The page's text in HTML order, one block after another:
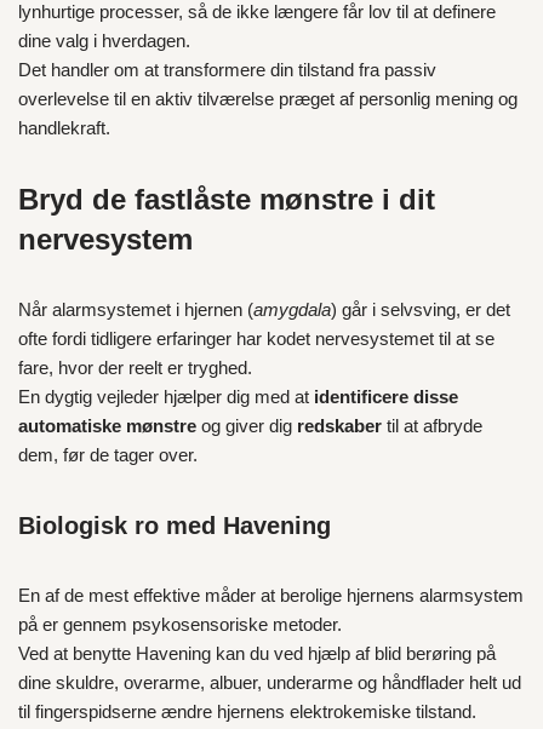
lynhurtige processer, så de ikke længere får lov til at definere
dine valg i hverdagen.
Det handler om at transformere din tilstand fra passiv
overlevelse til en aktiv tilværelse præget af personlig mening og
handlekraft.
Bryd de fastlåste mønstre i dit
nervesystem
Når alarmsystemet i hjernen (amygdala) går i selvsving, er det
ofte fordi tidligere erfaringer har kodet nervesystemet til at se
fare, hvor der reelt er tryghed.
En dygtig vejleder hjælper dig med at identificere disse
automatiske mønstre og giver dig redskaber til at afbryde
dem, før de tager over.
Biologisk ro med Havening
En af de mest effektive måder at berolige hjernens alarmsystem
på er gennem psykosensoriske metoder.
Ved at benytte Havening kan du ved hjælp af blid berøring på
dine skuldre, overarme, albuer, underarme og håndflader helt ud
til fingerspidserne ændre hjernens elektrokemiske tilstand.